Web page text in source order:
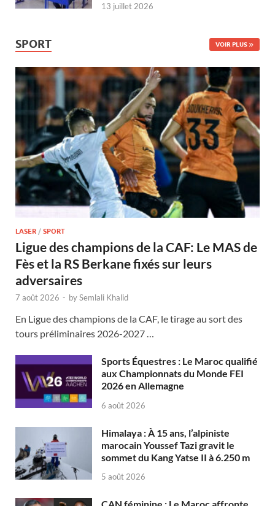
13 juillet 2026
SPORT VOIR PLUS
LASER / SPORT
Ligue des champions de la CAF: Le MAS de
Fès et la RS Berkane fixés sur leurs
adversaires
7 août 2026 - bySemlali Khalid
En Ligue des champions de la CAF, le tirage au sort des
tours préliminaires 2026-2027 …
Sports Équestres : Le Maroc qualifié
aux Championnats du Monde FEI
2026 en Allemagne
6 août 2026
Himalaya : À 15 ans, l’alpiniste
marocain Youssef Tazi gravit le
sommet du Kang Yatse II à 6.250 m
5 août 2026